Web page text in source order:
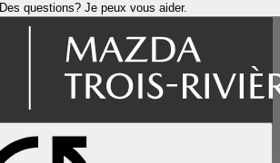
Des questions? Je peux vous aider.